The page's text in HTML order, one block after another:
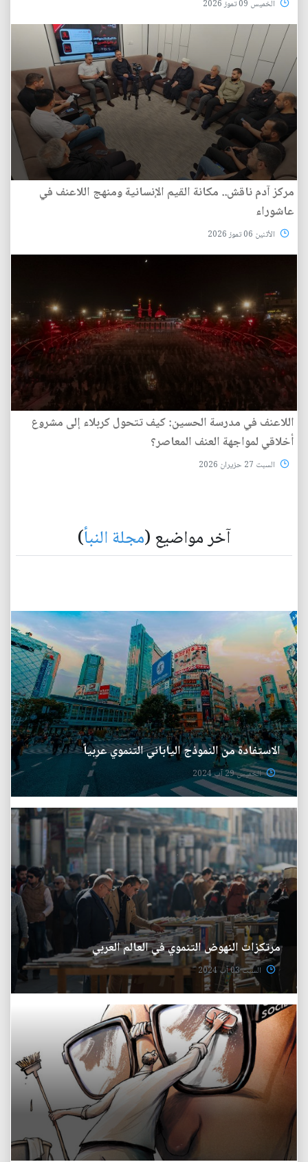
الخميس 09 تموز 2026
مركز آدم ناقش.. مكانة القيم الإنسانية ومنهج اللاعنف في
عاشوراء
الأثنين 06 تموز 2026
اللاعنف في مدرسة الحسين: كيف تتحول كربلاء إلى مشروع
أخلاقي لمواجهة العنف المعاصر؟
السبت 27 حزيران 2026
آخر مواضيع (مجلة النبأ)
الاستفادة من النموذج الياباني التنموي عربياً
الخميس 29 آب 2024
مرتكزات النهوض التنموي في العالم العربي
السبت 03 آب 2024